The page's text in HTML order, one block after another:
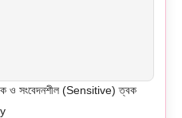
ও সংবেদনশীল (Sensitive) ত্বক